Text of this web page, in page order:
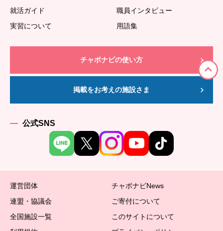
就活ガイド
職員インタビュー
実習について
用語集
チャボナビの使い方
掲載をお考えの施設さま
公式SNS
運営団体
チャボナビNews
連盟・協議会
ご寄付について
全国施設一覧
このサイトについて